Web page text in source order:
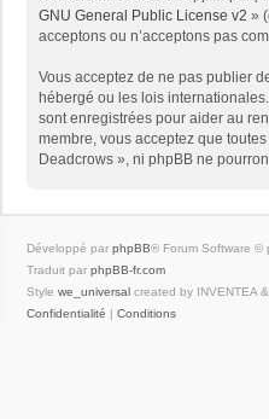
GNU General Public License v2 »
acceptons ou n’acceptons pas
Vous acceptez de ne pas publier
hébergé ou les lois
sont enregistrées pour aider au
membre, vous acceptez que
Deadcrows », ni phpBB ne
Développé par phpBB® Forum Software ©
Traduit par phpBB-fr.com
Style we_universal created by INVENTEA
Confidentialité | Conditions